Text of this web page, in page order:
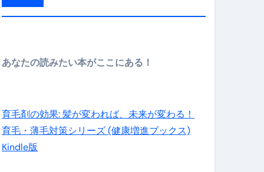
ン】
あなたの読みたい本がここにある！
育毛剤の効果: 髪が変われば、未来が変わる！
育毛・薄毛対策シリーズ (健康増進ブックス)
Kindle版